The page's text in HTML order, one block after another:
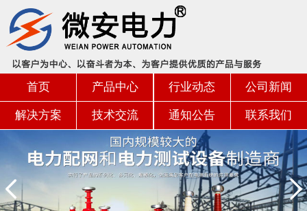
首页 产品中心 行业动态 公司新闻
解决方案 技术交流 通知公告 联系我们